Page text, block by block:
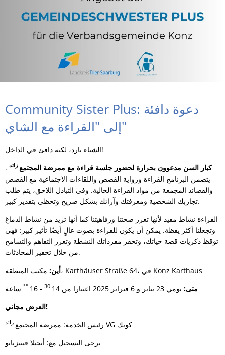
Community Sister Plus: دعوة دافئة
إلى "القراءة مع الشاي"
الشتاء بارد، لكنه دافئ في الداخل!
كبار السن مدعوون بحرارة لحضور جلسة قراءة مع ممرضة المجتمع زائد .
يتضمن البرنامج القراءة ورواية القصص واللقاءات الاجتماعية مع القصص
والقصائد المجمعة من مواد القراءة الحالية. وفي التبادل اللاحق، يتم طلب
تجاربك الشخصية ومعرفتك وآرائك بشكل صريح وتحظى بتقدير كبير.
القراءة نشاط مفيد لأنها تعزز صحتنا ورفاهيتنا كما أنها تزيد من نشاط الدماغ
وتجعلنا أكثر يقظة. يمكن أن يكون للقراءة بصوت عالٍ أيضًا تأثير كبير: فهي
توقظ ذكريات قصة حياتك، وتحفز مفرداتك النشطة وتعزز التفاهم والتسامح
من خلال تحفيز المحادثات.
أين:
مكتب المنطقة، Karthäuser Straße 64، في Konz Karthaus
متى: يومي 23 يناير و 6 فبراير 2025 اعتبارا من 14 - 16
°° ساعة
العرض مجاني!
رئيس الخدمة: ممرضة المجتمع زائد
VG كونك
يرجى التسجيل مع: أنجيلا فينيزيانو